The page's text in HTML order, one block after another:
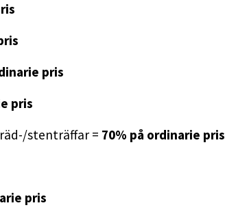
pris
pris
stenträffar = 70% på ordinarie pris
pris